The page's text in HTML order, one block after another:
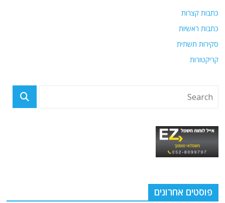
כתבות קצרות
כתבות ראשיות
סקירות תשתית
קריקטורות
פוסטים אחרונים